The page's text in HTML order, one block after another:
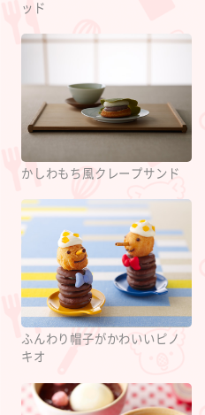
ッド
かしわもち風クレープサンド
ふんわり帽子がかわいいピノ
キオ